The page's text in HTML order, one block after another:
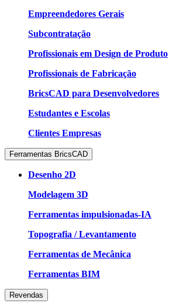
Empreendedores Gerais
Subcontratação
Profissionais em Design de Produto
Profissionais de Fabricação
BricsCAD para Desenvolvedores
Estudantes e Escolas
Clientes Empresas
Ferramentas BricsCAD
Desenho 2D
Modelagem 3D
Ferramentas impulsionadas-IA
Topografia / Levantamento
Ferramentas de Mecânica
Ferramentas BIM
Revendas